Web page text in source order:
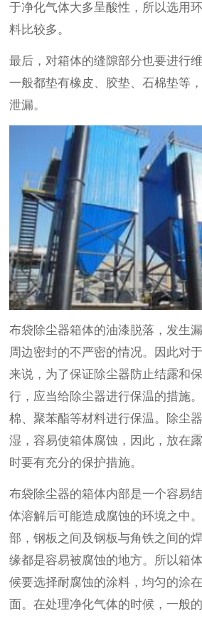
于净化气体大多呈酸性，所以选用
料比较多。
最后，对箱体的缝隙部分也要进行
一般都垫有橡皮、胶垫、石棉垫等
泄漏。
布袋除尘器箱体的油漆脱落，发生
周边密封的不严密的情况。因此对
来说，为了保证除尘器防止结露和
行，应当给除尘器进行保温的措施
棉、聚苯酯等材料进行保温。除尘
湿，容易使箱体腐蚀，因此，放在
时要有充分的保护措施。
布袋除尘器的箱体内部是一个容易
体溶解后可能造成腐蚀的环境之中
部，钢板之间及钢板与角铁之间的
缘都是容易被腐蚀的地方。所以箱
候要选择耐腐蚀的涂料，均匀的涂
面。在处理净化气体的时候，一般